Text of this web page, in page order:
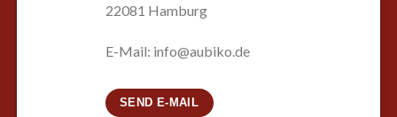
22081 Hamburg
E-Mail: info@aubiko.de
SEND E-MAIL